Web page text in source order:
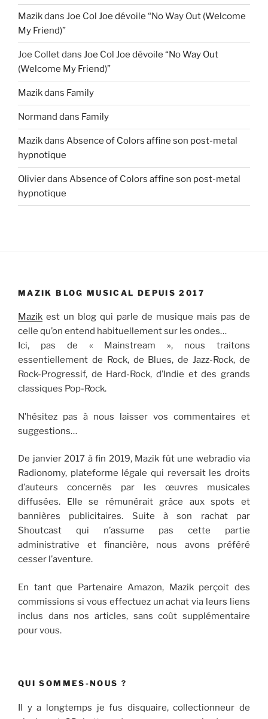
Mazikdans Joe Col Joe dévoile “No Way Out (Welcome
My Friend)”
Joe Colletdans Joe Col Joe dévoile “No Way Out
(Welcome My Friend)”
Mazikdans Family
Normand dans Family
Mazikdans Absence of Colors affine son post-metal
hypnotique
Olivierdans Absence of Colors affine son post-metal
hypnotique
MAZIK BLOG MUSICAL DEPUIS 2017
Mazik est un blog qui parle de musique mais pas de
celle qu’on entend habituellement sur les ondes…
Ici, pas de « Mainstream », nous traitons
essentiellement de Rock, de Blues, de Jazz-Rock, de
Rock-Progressif, de Hard-Rock, d’Indie et des grands
classiques Pop-Rock.
N’hésitez pas à nous laisser vos commentaires et
suggestions…
De janvier 2017 à fin 2019, Mazik fût une webradio via
Radionomy, plateforme légale qui reversait les droits
d’auteurs concernés par les œuvres musicales
diffusées. Elle se rémunérait grâce aux spots et
bannières publicitaires. Suite à son rachat par
Shoutcast qui n’assume pas cette partie
administrative et financière, nous avons préféré
cesser l’aventure.
En tant que Partenaire Amazon, Mazik perçoit des
commissions si vous effectuez un achat via leurs liens
inclus dans nos articles, sans coût supplémentaire
pour vous.
QUI SOMMES-NOUS ?
Il y a longtemps je fus disquaire, collectionneur de